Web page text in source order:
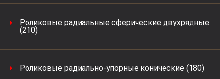
Роликовые радиальные сферические двухрядные
(210)
Роликовые радиально-упорные конические (180)